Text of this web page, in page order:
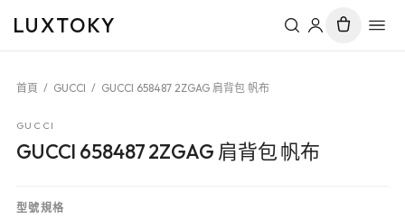
LUXTOKY
首頁 / GUCCI / GUCCI 658487 2ZGAG 肩背包 帆布
GUCCI
GUCCI 658487 2ZGAG 肩背包 帆布
型號規格